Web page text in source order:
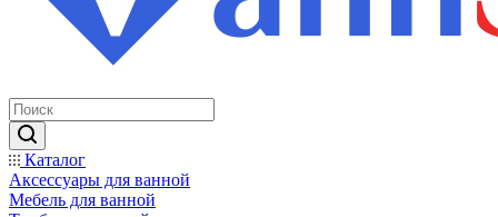
Каталог
Аксессуары для ванной
Мебель для ванной